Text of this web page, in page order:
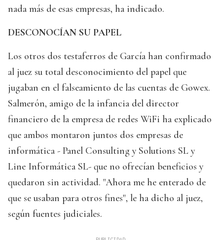
nada más de esas empresas, ha indicado.
DESCONOCÍAN SU PAPEL
Los otros dos testaferros de García han confirmado
al juez su total desconocimiento del papel que
jugaban en el falseamiento de las cuentas de Gowex.
Salmerón, amigo de la infancia del director
financiero de la empresa de redes WiFi ha explicado
que ambos montaron juntos dos empresas de
informática - Panel Consulting y Solutions SL y
Line Informática SL- que no ofrecían beneficios y
quedaron sin actividad. "Ahora me he enterado de
que se usaban para otros fines", le ha dicho al juez,
según fuentes judiciales.